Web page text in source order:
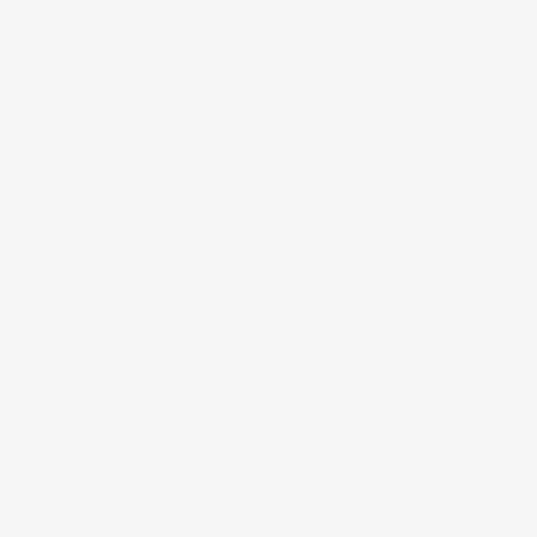
Herr Haase von der Verkehrswacht des NOL wird an Hand von Dia-
Gesprächspartner. Jeder Teilnehmer kann seine persönlichen